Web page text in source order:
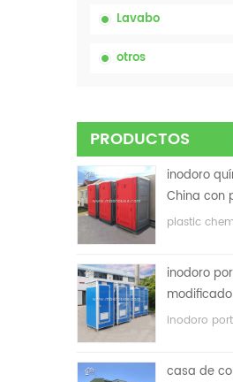
Lavabo
otros
PRODUCTOS
inodoro
China con
plastic
inodoro
inodoro
casa de